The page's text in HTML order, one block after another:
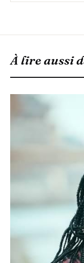
À lire aussi